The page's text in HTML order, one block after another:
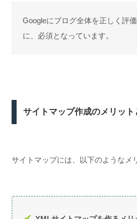
Googleにブログ全体を正しく評
に、必須となっています。
サイトマップ作成のメリット
サイトマップには、以下のようなメ